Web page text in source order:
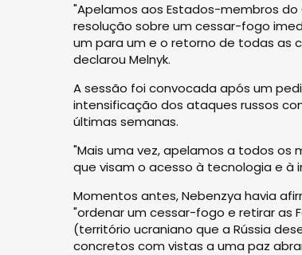
"Apelamos aos Estados-membros
resolução sobre um cessar-fogo
um para um e o retorno de todas as
declarou Melnyk.
A sessão foi convocada após um
intensificação dos ataques russos
últimas semanas.
"Mais uma vez, apelamos a todos os
que visam o acesso à tecnologia e à
Momentos antes, Nebenzya havia
"ordenar um cessar-fogo e retirar as
(território ucraniano que a Rússia
concretos com vistas a uma paz